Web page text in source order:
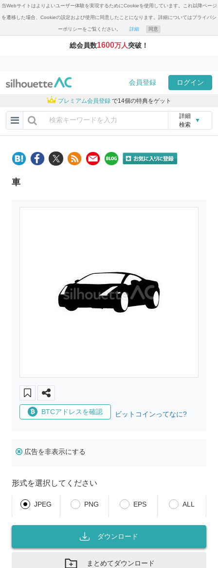
当Webサイトはよりよいユーザー体験を実現するためにCookieを使用しています。これ以降ページ
を遷移した場合、Cookieの設定および使用に同意したことになります。詳細についてはプライバシ
ーポリシーをご覧ください。 詳細 同意
総会員数1600万人突破！
会員登録 ログイン
プレミアム会員登録 で14個の特典をゲット
詳細
検索
▼
車
BTCアドレスを確認 ビットコインってなに?
広告を非表示にする
形式を選択してください
JPEG PNG EPS ALL
ダウンロード
まとめてダウンロード